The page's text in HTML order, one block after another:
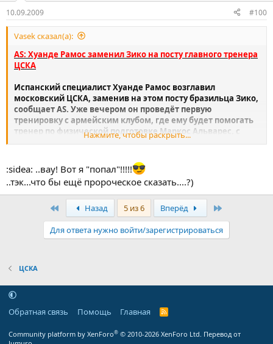
10.09.2009 #100
Vasek сказал(а):
AS: Хуанде Рамос заменил Зико на посту главного тренера
ЦСКА
Испанский специалист Хуанде Рамос возглавил
московский ЦСКА, заменив на этом посту бразильца Зико,
сообщает AS. Уже вечером он проведёт первую
тренировку с армейским клубом, где ему будет помогать
тренер по физической подготовке Маркос Альварес, с
которым они вместе работали в "Реале". Отметим, что
групповой этап Лиги чемпионов, поэтому соглашение с
ним подписано до декабря 2009 года.
54-летний Рамос ранее работал наставником
"Тоттенхэма" и "Севильи".
Нажмите, чтобы раскрыть...
:sidea: ..вау! Вот я "попал"!!!!!
..тэк...что бы ещё пророческое сказать....?)
ПервыйНазад 5 из 6 Вперёд
Для ответа нужно войти/зарегистрироваться
ЦСКА
Обратная связь Помощь Главная
R
Community platform by XenForo® © 2010-2026 XenForo Ltd. Перевод от